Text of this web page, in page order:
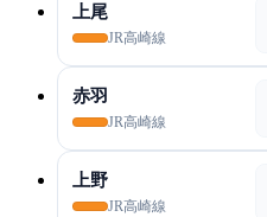
上尾
JR高崎線
赤羽
JR高崎線
上野
JR高崎線